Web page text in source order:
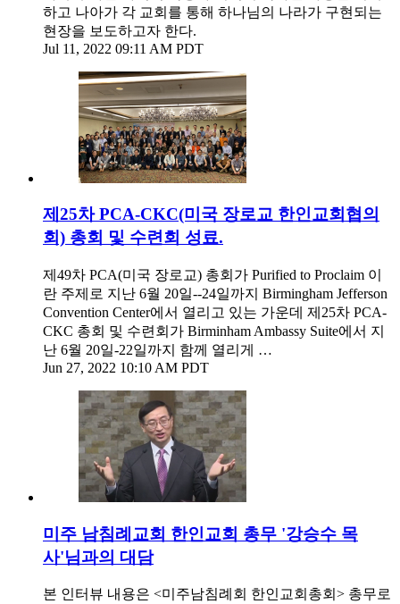
하고 나아가 각 교회를 통해 하나님의 나라가 구현되는
현장을 보도하고자 한다.
Jul 11, 2022 09:11 AM PDT
제25차 PCA-CKC(미국 장로교 한인교회협의
회) 총회 및 수련회 성료.
제49차 PCA(미국 장로교) 총회가 Purified to Proclaim 이
란 주제로 지난 6월 20일--24일까지 Birmingham Jefferson
Convention Center에서 열리고 있는 가운데 제25차 PCA-
CKC 총회 및 수련회가 Birminham Ambassy Suite에서 지
난 6월 20일-22일까지 함께 열리게 …
Jun 27, 2022 10:10 AM PDT
미주 남침례교회 한인교회 총무 '강승수 목
사'님과의 대담
본 인터뷰 내용은 <미주남침례회 한인교회총회> 총무로